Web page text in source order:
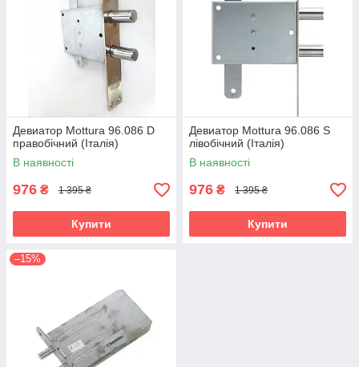
Девиатор Mottura 96.086 D
правобічний (Італія)
В наявності
976 ₴ 1 395 ₴
Купити
Девиатор Mottura 96.086 S
лівобічний (Італія)
В наявності
976 ₴ 1 395 ₴
Купити
–15%